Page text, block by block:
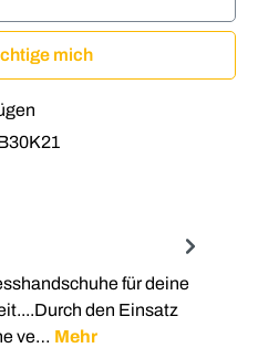
mich
für deine
den Einsatz
ve… Mehr